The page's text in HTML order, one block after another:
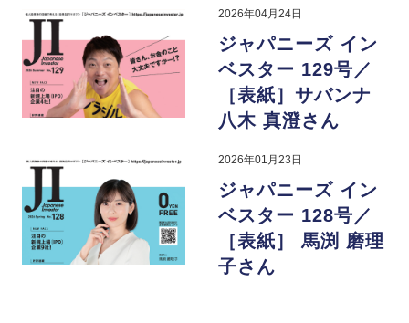
2026年04月24日
ジャパニーズ イン
ベスター 129号／
［表紙］サバンナ
八木 真澄さん
2026年01月23日
ジャパニーズ イン
ベスター 128号／
［表紙］ 馬渕 磨理
子さん